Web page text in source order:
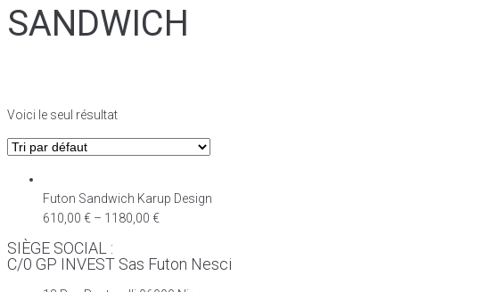
SANDWICH
Voici le seul résultat
Futon Sandwich Karup Design
610,00 € – 1180,00 €
SIÈGE SOCIAL :
C/0 GP INVEST Sas Futon Nesci